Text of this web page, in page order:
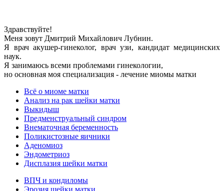
Здравствуйте!
Меня зовут Дмитрий Михайлович Лубнин.
Я врач акушер-гинеколог, врач узи, кандидат медицинских
наук.
Я занимаюсь всеми проблемами гинекологии,
но основная моя специализация - лечение миомы матки
Всё о миоме матки
Анализ на рак шейки матки
Выкидыш
Предменструальный синдром
Внематочная беременность
Поликистозные яичники
Аденомиоз
Эндометриоз
Дисплазия шейки матки
ВПЧ и кондиломы
Эрозия шейки матки